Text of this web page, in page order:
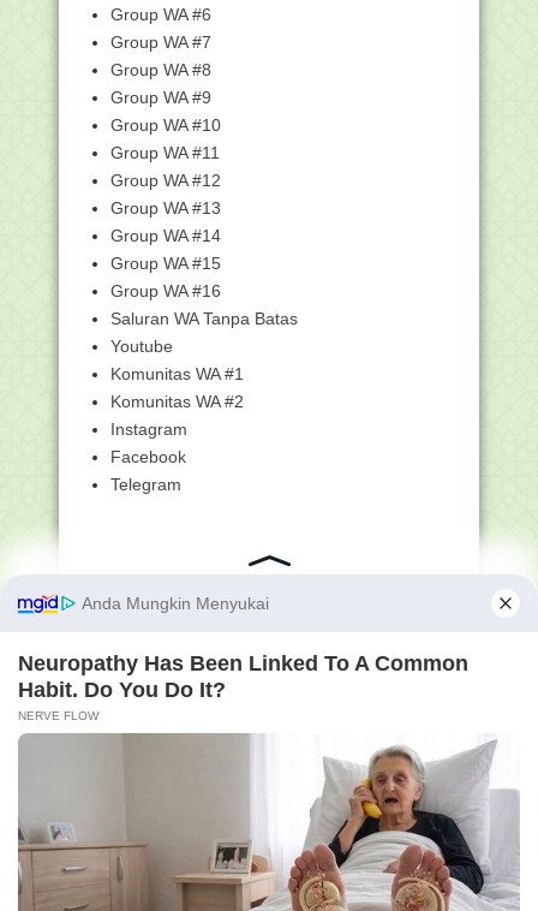
Sebab-sebab Hijrah Nabi Muhammad
Saw. ke Yatsrib
PPG GPAI Siap Digelar, Ini Daftar LPTK
Belum Ada Info Resmi Kuota Haji,
Reguler maupun Kh...
Edukasi Kemendi...
Menag Yaqut Kutuk Keras Pengeboman
di Depan Gereja...
Madrasah Multilingual Segera Dibangun
di Soppeng
Persiapan Pendataan Asesmen
Nasional (AN) Tahun 2021
Ini Empat Fokus Kemenag Wujudkan
Madrasah Hebat Be...
Beredar SK Madrasah Program
Pembangunan RKB, Kemen...
Ditjen Pendis Lakukan Penilaian Angka
Kredit bagi ...
Madrasah 2021 di 30 Pr...
Kemenag Verifikasi Penerima
Tunjangan Profesi Guru...
Unduh Juknis Pemberian Tunjangan
Konsorsium Susun Soal Seleksi PPPK
Direktorat PAI Segera Eksekusi PPG
dan Pengangkata...
Seleksi PPPK 2021, Kemenag: 9.495
Guru Madrasah, 2...
Group WA #6
Group WA #7
Group WA #8
Group WA #9
Group WA #10
Group WA #11
Group WA #12
Group WA #13
Group WA #14
Group WA #15
Group WA #16
Saluran WA Tanpa Batas
Youtube
Komunitas WA #1
Komunitas WA #2
Instagram
Facebook
Telegram